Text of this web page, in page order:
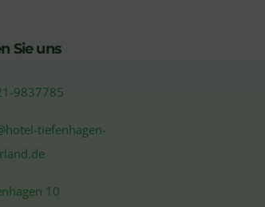
Sie uns
9837785
tiefenhagen-
10